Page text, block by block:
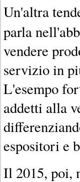
Un'altra
parla
vendere
servizio in
L'esempo
addetti alla
espositori e
Il 2015, poi,